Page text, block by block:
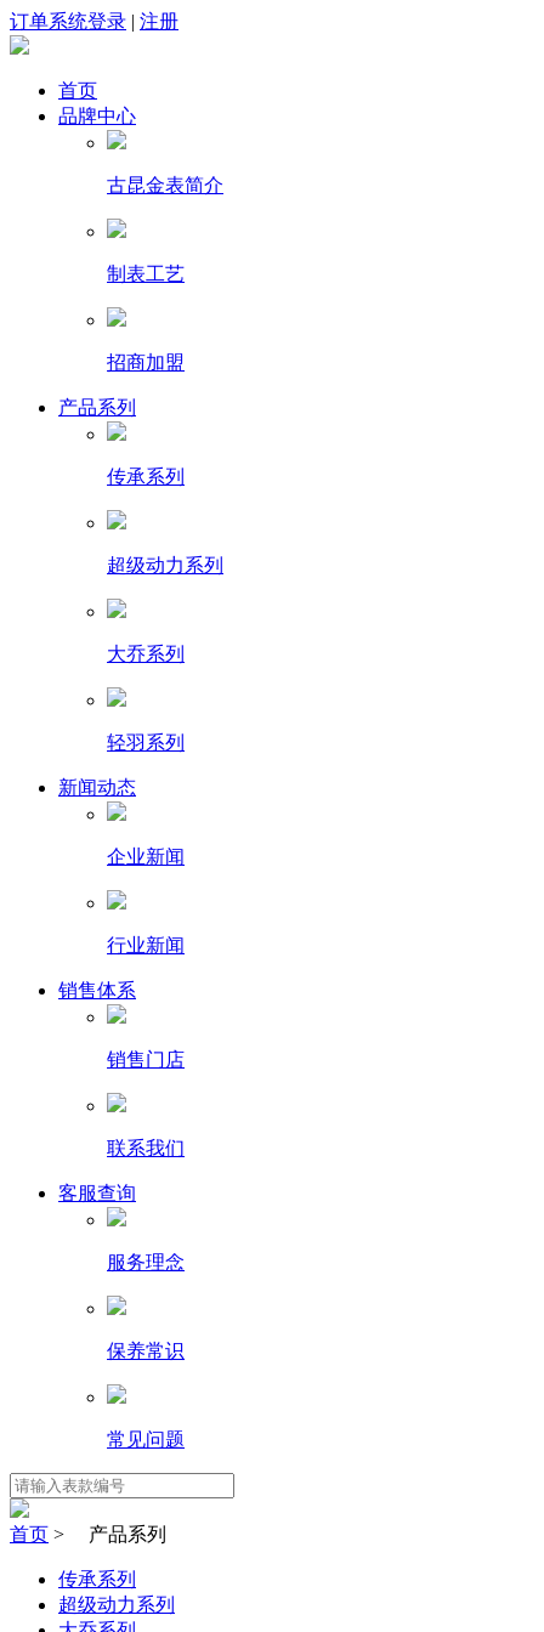
订单系统登录 | 注册
首页
品牌中心
古昆金表简介
制表工艺
招商加盟
产品系列
传承系列
超级动力系列
大乔系列
轻羽系列
新闻动态
企业新闻
行业新闻
销售体系
销售门店
联系我们
客服查询
服务理念
保养常识
常见问题
首页 > 产品系列
传承系列
超级动力系列